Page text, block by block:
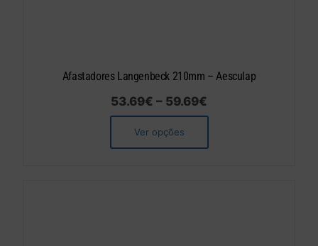
Afastadores Langenbeck 210mm – Aesculap
53.69€ – 59.69€
Ver opções